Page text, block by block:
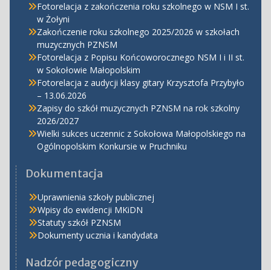
Fotorelacja z zakończenia roku szkolnego w NSM I st.
w Żołyni
Zakończenie roku szkolnego 2025/2026 w szkołach
muzycznych PZNSM
Fotorelacja z Popisu Końcoworocznego NSM I i II st.
w Sokołowie Małopolskim
Fotorelacja z audycji klasy gitary Krzysztofa Przybyło
– 13.06.2026
Zapisy do szkół muzycznych PZNSM na rok szkolny
2026/2027
Wielki sukces uczennic z Sokołowa Małopolskiego na
Ogólnopolskim Konkursie w Pruchniku
Dokumentacja
Uprawnienia szkoły publicznej
Wpisy do ewidencji MKiDN
Statuty szkół PZNSM
Dokumenty ucznia i kandydata
Nadzór pedagogiczny